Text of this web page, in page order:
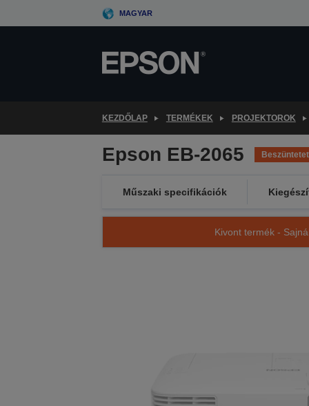
to
MAGYAR
KEZDŐLAP TERMÉKEK PROJEKTOROK
Epson EB-2065
Műszaki specifikációk
Kivont termék -